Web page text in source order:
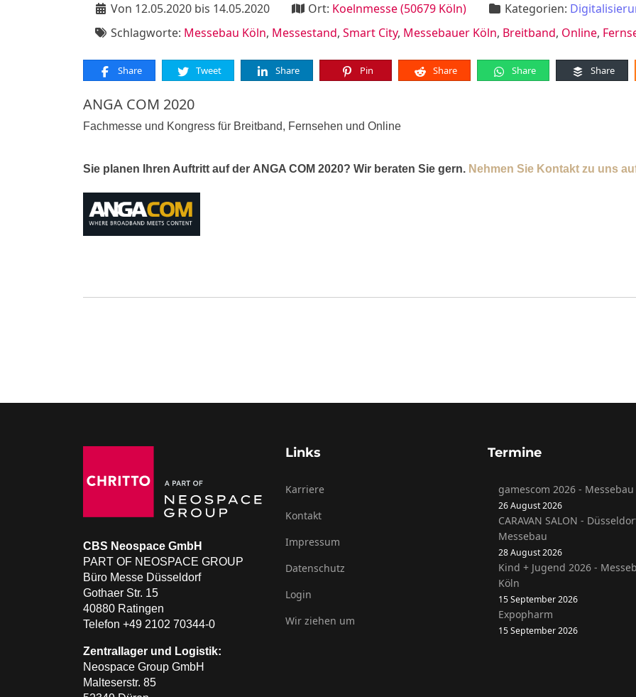
Von 12.05.2020 bis 14.05.2020 Ort: Koelnmesse (50679 Köln) Kategorien:
Schlagworte: Messebau Köln, Messestand, Smart City, Messebauer Köln, Breitband, Online,
Share Tweet Share Pin Share Share Share
ANGA COM 2020
Fachmesse und Kongress für Breitband, Fernsehen und Online
Sie planen Ihren Auftritt auf der ANGA COM 2020? Wir beraten Sie gern. Nehmen Sie Kontakt zu uns
CBS Neospace GmbH
PART OF NEOSPACE GROUP
Büro Messe Düsseldorf
Gothaer Str. 15
40880 Ratingen
Telefon +49 2102 70344-0
Zentrallager und Logistik:
Neospace Group GmbH
Malteserstr. 85
Links
Karriere
Kontakt
Impressum
Datenschutz
Login
Wir ziehen um
Termine
gamescom 2026 - Messebau
26 August 2026
CARAVAN SALON -
Messebau
28 August 2026
Kind + Jugend 2026 -
Köln
15 September 2026
Expopharm
15 September 2026